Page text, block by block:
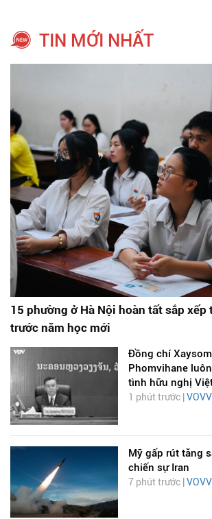
TIN MỚI NHẤT
15 phường ở Hà Nội hoàn tất sắp xếp
trước năm học mới
Đồng chí
Phomvihane
tình hữu nghị
1 phút trước |
Mỹ gấp rút tăng
chiến sự Iran
7 phút trước |